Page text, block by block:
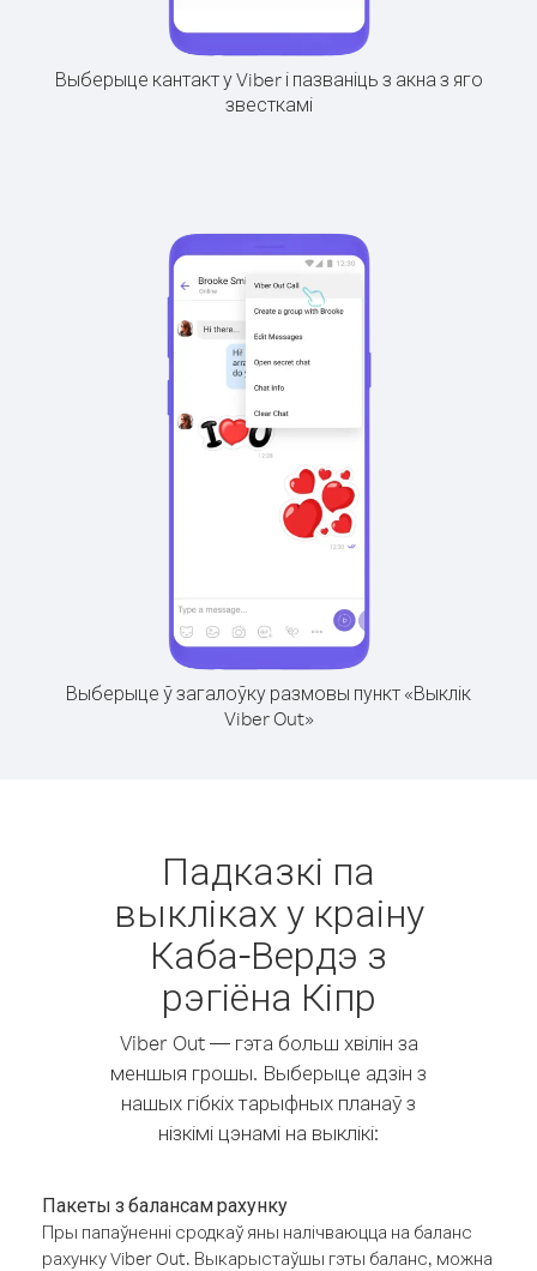
Выберыце кантакт у Viber і пазваніць з акна з яго
звесткамі
Выберыце ў загалоўку размовы пункт «Выклік
Viber Out»
Падказкі па
выкліках у краіну
Каба-Вердэ з
рэгіёна Кіпр
Viber Out — гэта больш хвілін за
меншыя грошы. Выберыце адзін з
нашых гібкіх тарыфных планаў з
нізкімі цэнамі на выклікі:
Пакеты з балансам рахунку
Пры папаўненні сродкаў яны налічваюцца на баланс
рахунку Viber Out. Выкарыстаўшы гэты баланс, можна